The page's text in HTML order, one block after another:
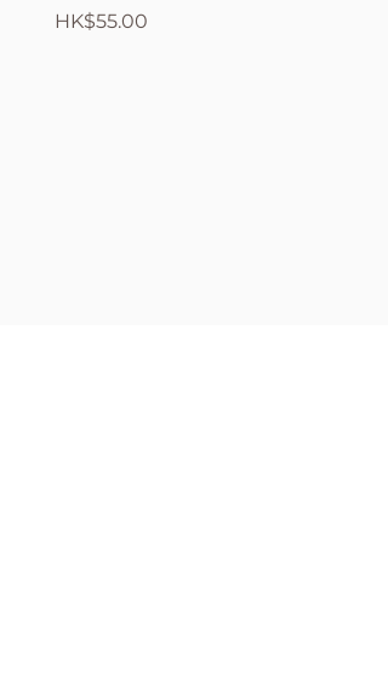
價格
HK$55.00